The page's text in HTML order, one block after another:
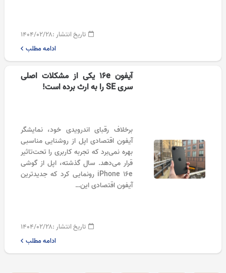
تاریخ انتشار :۱۴۰۴/۰۲/۲۸
ادامه مطلب
آیفون 16e یکی از مشکلات اصلی
سری SE را به ارث برده است!
برخلاف رقبای اندرویدی خود، نمایشگر
آیفون اقتصادی اپل از روشنایی مناسبی
بهره نمی‌برد که تجربه کاربری را تحت‌تاثیر
قرار می‌دهد. سال گذشته، اپل از گوشی
iPhone 16e رونمایی کرد که جدیدترین
آیفون اقتصادی این…
تاریخ انتشار :۱۴۰۴/۰۲/۲۸
ادامه مطلب